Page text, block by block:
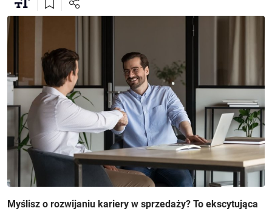
Myślisz o rozwijaniu kariery w sprzedaży? To ekscytująca